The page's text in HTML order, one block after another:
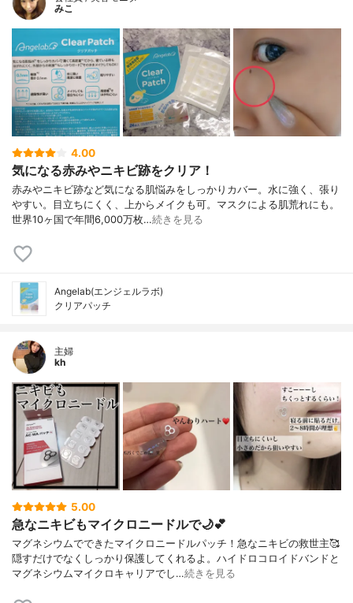
みこ
4.00
気になる赤みやニキビ跡をクリア！
赤みやニキビ跡など気になる肌悩みをしっかりカバー。水に強く、張り
やすい。目立ちにくく、上からメイクも可。マスクによる肌荒れにも。
世界10ヶ国で年間6,000万枚…続きを見る
Angelab(エンジェルラボ)
クリアパッチ
主婦
kh
5.00
急なニキビもマイクロニードルで🌙💕
マグネシウムでできたマイクロニードルパッチ！急なニキビの救世主🥰
隠すだけでなくしっかり保護してくれるよ。ハイドロコロイドバンドと
マグネシウムマイクロキャリアでし…続きを見る